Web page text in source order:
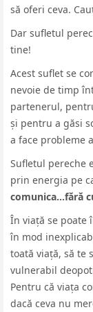
să oferi ceva.
Dar sufletul
tine!
Acest suflet se
nevoie de timp
partenerul,
și pentru a găsi
a face probleme
Sufletul pereche
prin energia pe
comunica…fără
În viață se poate
în mod
toată viață, să te
vulnerabil
Pentru că viața
dacă ceva nu